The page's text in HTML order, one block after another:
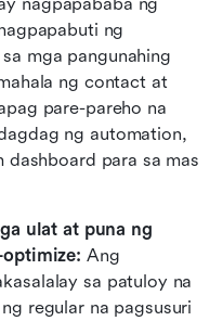
ng
mga pangunahing
tungkulin tulad ng pamamahala ng contact at
pare-pareho na
ng automation,
para sa mas
ulat at puna ng
Ang
sa patuloy na
regular na pagsusuri